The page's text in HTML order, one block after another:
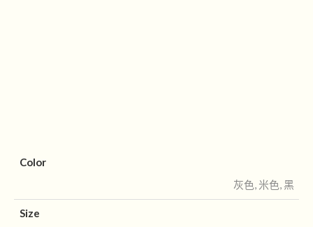
Color
灰色, 米色, 黑
Size